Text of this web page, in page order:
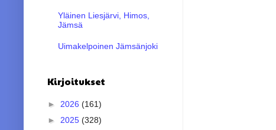
Yläinen Liesjärvi, Himos,
Jämsä
Uimakelpoinen Jämsänjoki
Kirjoitukset
► 2026 (161)
► 2025 (328)